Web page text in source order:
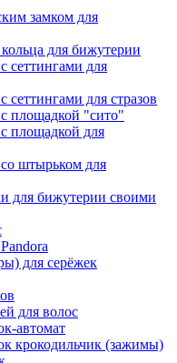
замком для
для бижутерии
сеттингами для
сеттингами для стразов
площадкой "сито"
площадкой для
штырьком для
для бижутерии своими
для серёжек
для волос
автомат
крокодильчик (зажимы)